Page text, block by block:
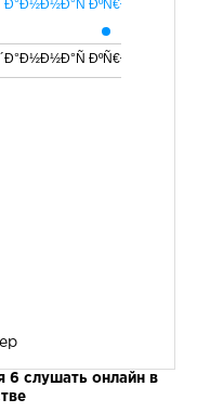
ÐºÑ€Ð¾Ð²ÑŒ.
ÐºÑ€Ð¾Ð²ÑŒ.
6 слушать онлайн в